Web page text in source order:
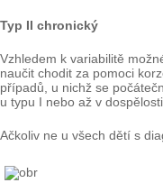
Typ II chronický
Vzhledem k variabilitě
naučit chodit za pomoci
případů, u nichž se
u typu I nebo až v dospělosti.
Ačkoliv ne u všech dětí s